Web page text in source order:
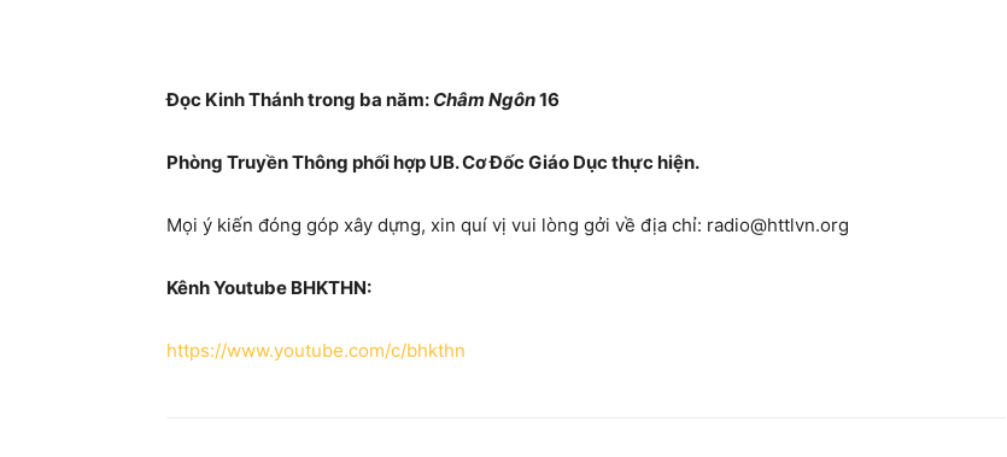
Đọc Kinh Thánh trong ba năm: Châm Ngôn16
Phòng Truyền Thông phối hợp UB. Cơ Đốc Giáo Dục thực hiện.
Mọi ý kiến đóng góp xây dựng, xin quí vị vui lòng gởi về địa chỉ: radio@httlvn.org
Kênh Youtube BHKTHN:
https://www.youtube.com/c/bhkthn